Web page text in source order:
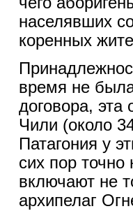
населявших
коренных
время не
договора,
Чили (около
Патагония у
сих пор точно
включают не
архипелаг